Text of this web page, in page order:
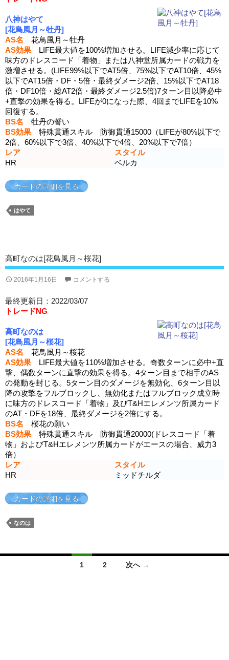
八神はやて
[花鳥風月～牡丹]
AS名 花鳥風月～牡丹
AS効果 LIFE最大値を100%増加させる。LIFE減少率に応じて
味方のドレスコード「着物」または八神堂所属カードの戦力を
激増させる。(LIFE99%以下でAT5倍、75%以下でAT10倍、45%
以下でAT15倍・DF・5倍・最終ダメージ2倍、15%以下でAT18
倍・DF10倍・総AT2倍・最終ダメージ2.5倍)7ターン目以降必中
+直撃の効果を得る。LIFEが0になった際、4回までLIFEを10%
回復する。
BS名 牡丹の誓い
BS効果 特殊貫通スキル 防御貫通15000（LIFEが80%以下で
2倍、60%以下で3倍、40%以下で4倍、20%以下で7倍）
レア
スタイル
HR
ベルカ
カードの詳細を見る
はやて
高町なのは[花鳥風月～桜花]
2016年1月16日 コメントする
最終更新日：2022/03/07
トレードNG
高町なのは
[花鳥風月～桜花]
AS名 花鳥風月～桜花
AS効果 LIFE最大値を110%増加させる。奇数ターンに必中+直
撃、偶数ターンに直撃の効果を得る。4ターン目まで相手のAS
の発動を封じる。5ターン目のダメージを無効化、6ターン目以
降の攻撃をフルブロックし、無効化またはフルブロック成立時
に味方のドレスコード「着物」及びT&Hエレメンツ所属カード
のAT・DFを18倍、最終ダメージを2倍にする。
BS名 桜花の願い
BS効果 特殊貫通スキル 防御貫通20000(ドレスコード「着
物」およびT&Hエレメンツ所属カードがエースの場合、威力3
倍）
レア
スタイル
HR
ミッドチルダ
カードの詳細を見る
なのは
1 2 次へ →